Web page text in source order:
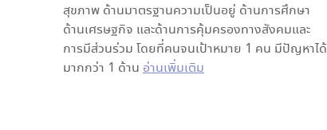
สุขภาพ ด้านมาตรฐานความเป็นอยู่ ด้านการศึกษา
ด้านเศรษฐกิจ และด้านการคุ้มครองทางสังคมและ
การมีส่วนร่วม โดยที่คนจนเป้าหมาย 1 คน มีปัญหาได้
มากกว่า 1 ด้าน อ่านเพิ่มเติม